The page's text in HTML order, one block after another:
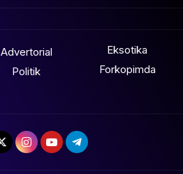
Advertorial
Politik
Eksotika
Forkopimda